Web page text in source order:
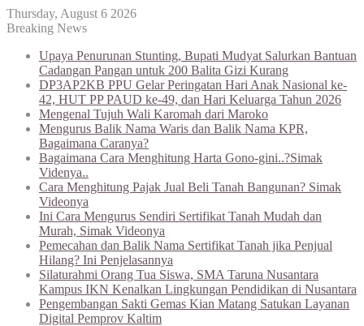
Thursday, August 6 2026
Breaking News
Upaya Penurunan Stunting, Bupati Mudyat Salurkan Bantuan
Cadangan Pangan untuk 200 Balita Gizi Kurang
DP3AP2KB PPU Gelar Peringatan Hari Anak Nasional ke-
42, HUT PP PAUD ke-49, dan Hari Keluarga Tahun 2026
Mengenal Tujuh Wali Karomah dari Maroko
Mengurus Balik Nama Waris dan Balik Nama KPR,
Bagaimana Caranya?
Bagaimana Cara Menghitung Harta Gono-gini..?Simak
Videnya..
Cara Menghitung Pajak Jual Beli Tanah Bangunan? Simak
Videonya
Ini Cara Mengurus Sendiri Sertifikat Tanah Mudah dan
Murah, Simak Videonya
Pemecahan dan Balik Nama Sertifikat Tanah jika Penjual
Hilang? Ini Penjelasannya
Silaturahmi Orang Tua Siswa, SMA Taruna Nusantara
Kampus IKN Kenalkan Lingkungan Pendidikan di Nusantara
Pengembangan Sakti Gemas Kian Matang Satukan Layanan
Digital Pemprov Kaltim